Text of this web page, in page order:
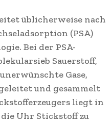
üblicherweise nach
(PSA)
Bei der PSA-
Sauerstoff,
Gase,
und gesammelt
liegt in
Uhr Stickstoff zu